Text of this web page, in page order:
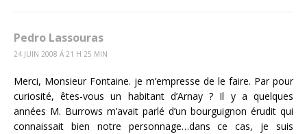
Pedro Lassouras
24 JUIN 2008 Á 21 H 25 MIN
Merci, Monsieur Fontaine. je m’empresse de le faire. Par pour
curiosité, êtes-vous un habitant d’Arnay ? Il y a quelques
années M. Burrows m’avait parlé d’un bourguignon érudit qui
connaissait bien notre personnage…dans ce cas, je suis